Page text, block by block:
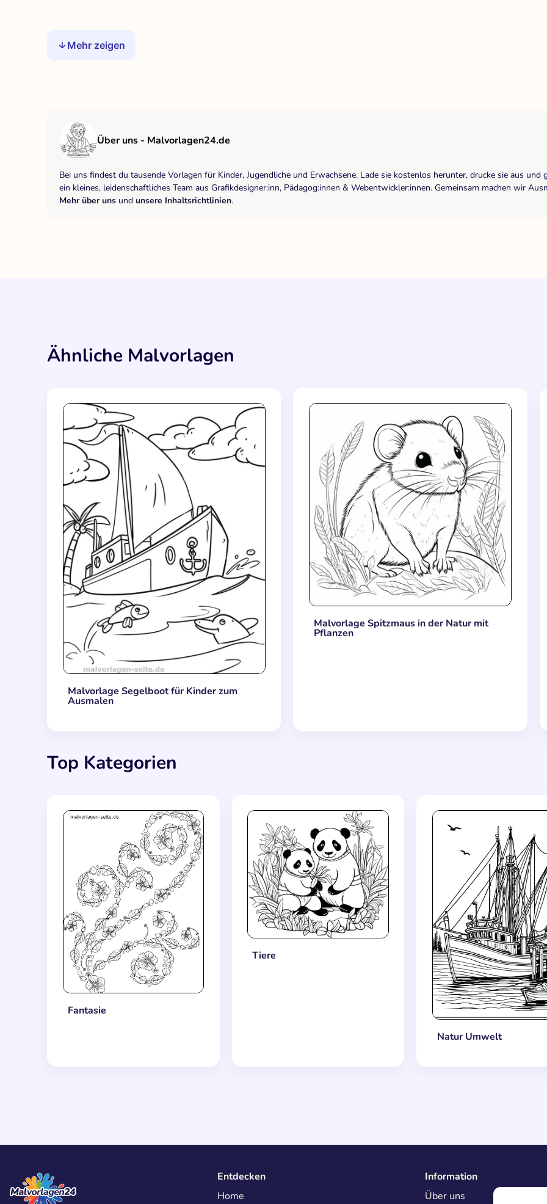
Mehr zeigen
Über uns - Malvorlagen24.de
Bei uns findest du tausende Vorlagen für Kinder, Jugendliche und Erwachsene. Lade sie kostenlos herunter, drucke sie aus
ein kleines, leidenschaftliches Team aus Grafikdesigner:inn, Pädagog:innen & Webentwickler:innen. Gemeinsam machen wir
Mehr über uns und unsere Inhaltsrichtlinien.
Ähnliche Malvorlagen
Malvorlage Segelboot für Kinder zum
Ausmalen
Malvorlage Spitzmaus in der Natur mit
Pflanzen
Top Kategorien
Fantasie
Tiere
Natur Umwelt
Entdecken
Home
Information
Über uns